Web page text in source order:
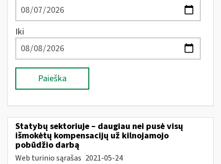
Iki
Paieška
Statybų sektoriuje – daugiau nei pusė visų
išmokėtų kompensacijų už kilnojamojo
pobūdžio darbą
Web turinio sąrašas 2021-05-24